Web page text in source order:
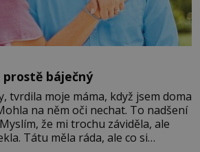
báječný
tvrdila moje máma, když jsem doma
na něm oči nechat. To nadšení
že mi trochu záviděla, ale
Tátu měla ráda, ale co si